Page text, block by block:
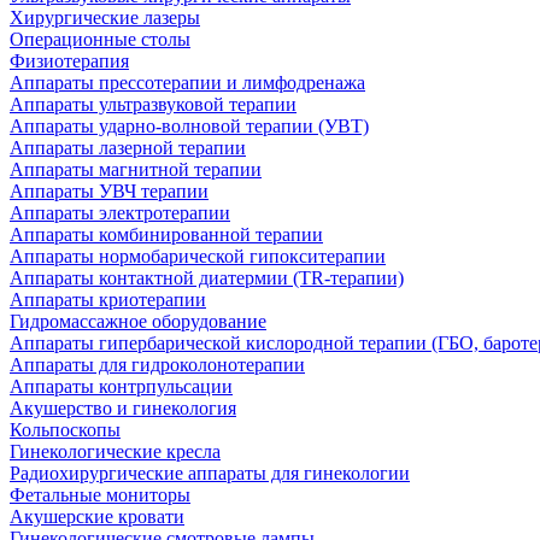
Хирургические лазеры
Операционные столы
Физиотерапия
Аппараты прессотерапии и лимфодренажа
Аппараты ультразвуковой терапии
Аппараты ударно-волновой терапии (УВТ)
Аппараты лазерной терапии
Аппараты магнитной терапии
Аппараты УВЧ терапии
Аппараты электротерапии
Аппараты комбинированной терапии
Аппараты нормобарической гипокситерапии
Аппараты контактной диатермии (TR-терапии)
Аппараты криотерапии
Гидромассажное оборудование
Аппараты гипербарической кислородной терапии (ГБО,
Аппараты для гидроколонотерапии
Аппараты контрпульсации
Акушерство и гинекология
Кольпоскопы
Гинекологические кресла
Радиохирургические аппараты для гинекологии
Фетальные мониторы
Акушерские кровати